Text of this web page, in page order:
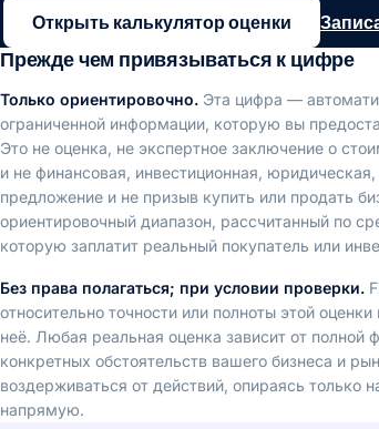
Открыть калькулятор оценки
Прежде чем привязываться к цифре
Только ориентировочно. Эта цифра —
ограниченной информации, которую вы
Это не оценка, не экспертное заключение о
и не финансовая, инвестиционная,
предложение и не призыв купить или продать
ориентировочный диапазон, рассчитанный по
которую заплатит реальный покупатель или
Без права полагаться; при условии проверки.
относительно точности или полноты этой
неё. Любая реальная оценка зависит от
конкретных обстоятельств вашего бизнеса и
воздерживаться от действий, опираясь только
напрямую.